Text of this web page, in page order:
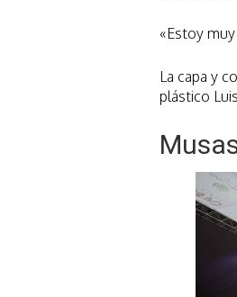
«Estoy
La capa y
plástico